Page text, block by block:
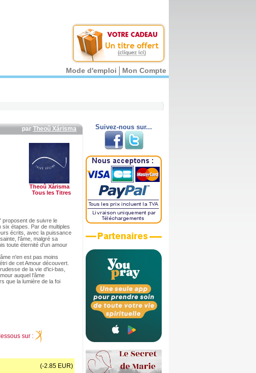
Mode d'emploi Mon Compte
par Theoû Xárisma
Theoû Xárisma
Tous les Titres
proposent de suivre le
étapes. Par de multiples
écrits, avec la puissance
l'âme, malgré sa
toute éternité d'un amour
n'en est pas moins
de cet Amour découvert.
de la vie d'ici-bas,
auquel l'âme
que la lumière de la foi
sur :
(-2.85 EUR)
Suivez-nous sur...